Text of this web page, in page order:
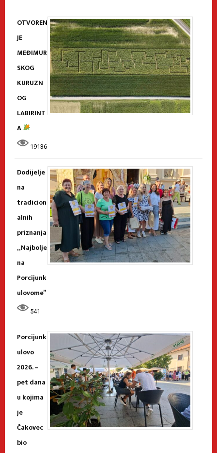
OTVOREN
JE
MEĐIMUR
SKOG
KURUZN
OG
LABIRINT
A
19136
Dodijelje
na
tradicion
alnih
priznanja
„Najbolje
na
Porcijunk
ulovome”
541
Porcijunk
ulovo
2026. –
pet dana
u kojima
je
Čakovec
bio